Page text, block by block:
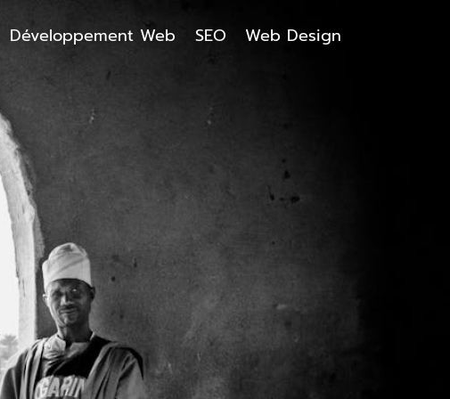
Développement Web SEO Web Design